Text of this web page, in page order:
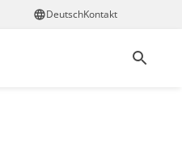
DeutschKontakt